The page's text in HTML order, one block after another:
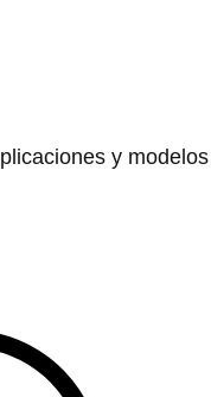
y modelos